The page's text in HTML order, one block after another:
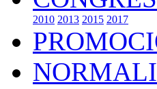
2010 2013 2015 2017